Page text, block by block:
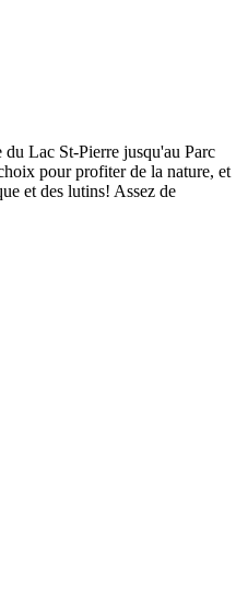
Lac St-Pierre jusqu'au Parc
pour profiter de la nature, et
et des lutins! Assez de